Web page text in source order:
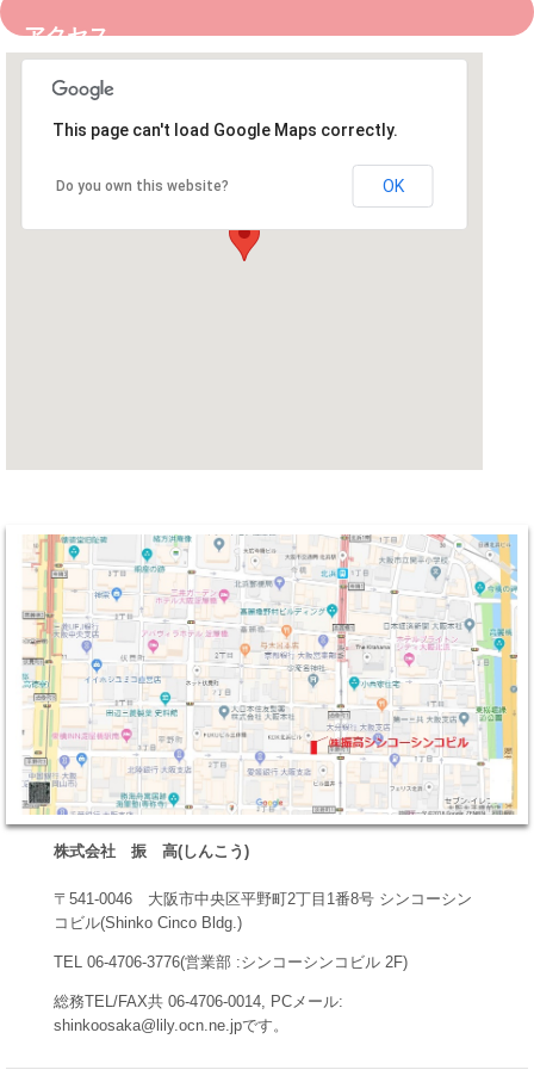
アクセス
This page can't load Google Maps correctly.
Do you own this website? OK
株式会社 振 高(しんこう)
〒541-0046 大阪市中央区平野町2丁目1番8号 シンコーシン
コビル(Shinko Cinco Bldg.)
TEL 06-4706-3776(営業部 :シンコーシンコビル 2F)
総務TEL/FAX共 06-4706-0014, PCメール:
shinkoosaka@lily.ocn.ne.jpです。